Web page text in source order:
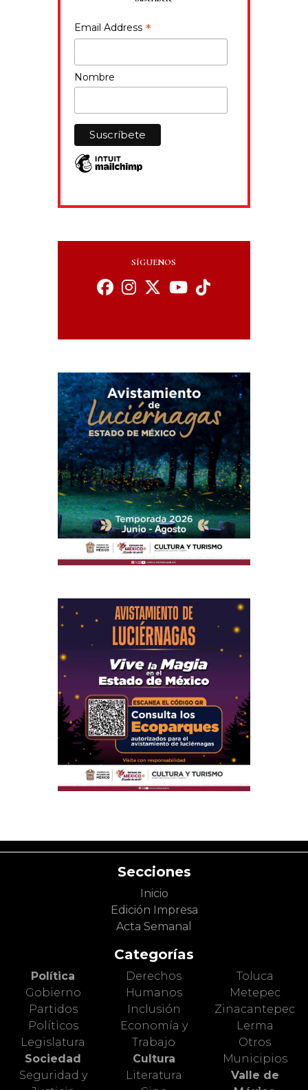
Email Address *
Nombre
SÍGUENOS
Secciones
Inicio
Edición Impresa
Acta Semanal
Categorías
Política
Gobierno
Partidos
Políticos
Legislatura
Sociedad
Seguridad y
Derechos
Humanos
Inclusión
Economía y
Trabajo
Cultura
Literatura
Toluca
Metepec
Zinacantepec
Lerma
Otros
Municipios
Valle de